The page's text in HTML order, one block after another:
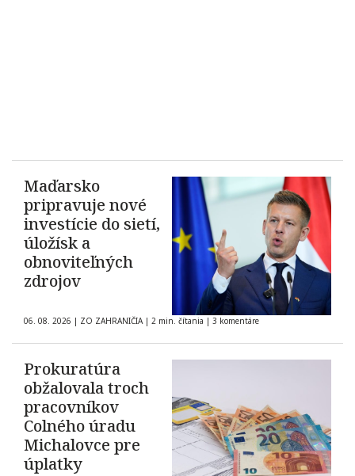
Maďarsko
pripravuje nové
investície do sietí,
úložísk a
obnoviteľných
zdrojov
06. 08. 2026 | ZO ZAHRANIČIA | 2 min. čítania | 3 komentáre
Prokuratúra
obžalovala troch
pracovníkov
Colného úradu
Michalovce pre
úplatky